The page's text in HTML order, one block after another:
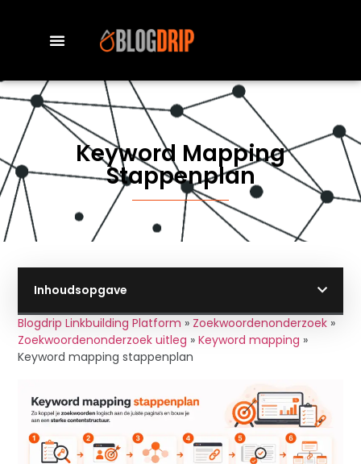
Keyword Mapping
Stappenplan
Blogdrip Linkbuilding Platform » Zoekwoordenonderzoek »
Zoekwoordenonderzoek uitleg »Keyword mapping »
Keyword mapping stappenplan
Inhoudsopgave